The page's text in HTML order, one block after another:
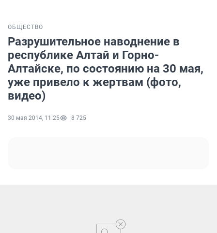
ОБЩЕСТВО
Разрушительное наводнение в
республике Алтай и Горно-
Алтайске, по состоянию на 30 мая,
уже привело к жертвам (фото,
видео)
30 мая 2014, 11:25 8 725